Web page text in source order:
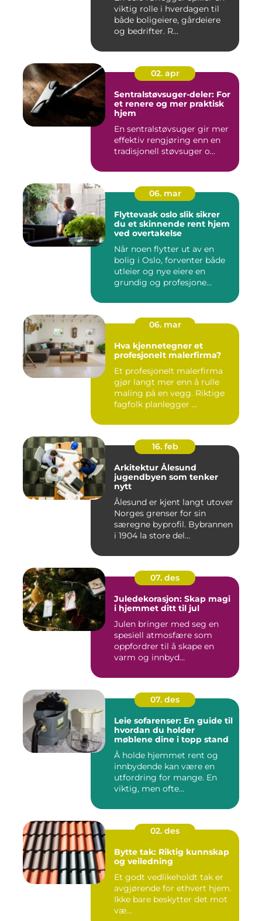
viktig rolle i hverdagen til
både boligeiere, gårdeiere
og bedrifter. R...
02. apr
Sentralstøvsuger-deler: For
et renere og mer praktisk
hjem
En sentralstøvsuger gir mer
effektiv rengjøring enn en
tradisjonell støvsuger o...
06. mar
Flyttevask oslo slik sikrer
du et skinnende rent hjem
ved overtakelse
Når noen flytter ut av en
bolig i Oslo, forventer både
utleier og nye eiere en
grundig og profesjone...
06. mar
Hva kjennetegner et
profesjonelt malerfirma?
Et profesjonelt malerfirma
gjør langt mer enn å rulle
maling på en vegg. Riktige
fagfolk planlegger ...
16. feb
Arkitektur Ålesund
jugendbyen som tenker
nytt
Ålesund er kjent langt utover
Norges grenser for sin
særegne byprofil. Bybrannen
i 1904 la store del...
07. des
Juledekorasjon: Skap magi
i hjemmet ditt til jul
Julen bringer med seg en
spesiell atmosfære som
oppfordrer til å skape en
varm og innbyd...
07. des
Leie sofarenser: En guide til
hvordan du holder
møblene dine i topp stand
Å holde hjemmet rent og
innbydende kan være en
utfordring for mange. En
viktig, men ofte...
02. des
Bytte tak: Riktig kunnskap
og veiledning
Et godt vedlikeholdt tak er
avgjørende for ethvert hjem.
Ikke bare beskytter det mot
væ...